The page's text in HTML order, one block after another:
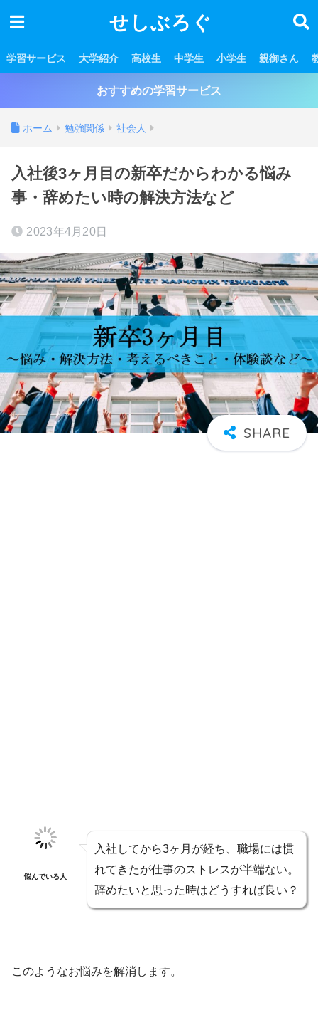
せしぶろぐ
学習サービス 大学紹介 高校生 中学生 小学生 親御さん
おすすめの学習サービス
ホーム 勉強関係 社会人
入社後3ヶ月目の新卒だからわかる悩み
事・辞めたい時の解決方法など
2023年4月20日
悩んでいる人
入社してから3ヶ月が経ち、職場には慣
れてきたが仕事のストレスが半端ない。
辞めたいと思った時はどうすれば良い？
このようなお悩みを解消します。